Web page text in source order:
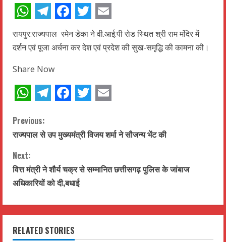
WhatsApp
Telegram
Facebook
Twitter
Email
रायपुर:राज्यपाल रमेन डेका ने वी.आई.पी रोड स्थित श्री राम मंदिर में
दर्शन एवं पूजा अर्चना कर देश एवं प्रदेश की सुख-समृद्धि की कामना की।
Share Now
C
o
n
t
i
n
Previous:
राज्यपाल से उप मुख्यमंत्री विजय शर्मा ने सौजन्य भेंट की
Next:
वित्त मंत्री ने शौर्य चक्र से सम्मानित छत्तीसगढ़ पुलिस के जांबाज
अधिकारियों को दी,बधाई
RELATED STORIES